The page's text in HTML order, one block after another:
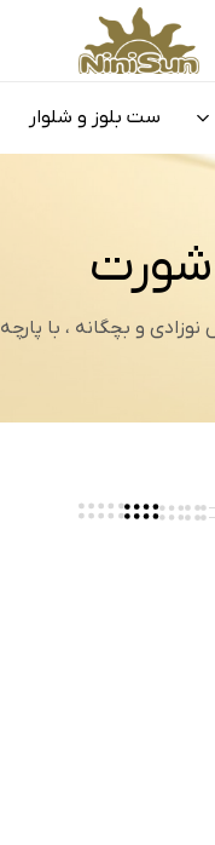
نی
لباس
و
نی
سان
ست بلوز و شلوار
شورت
پارچه 100% پنبه خالص ، دوخت تمیز…